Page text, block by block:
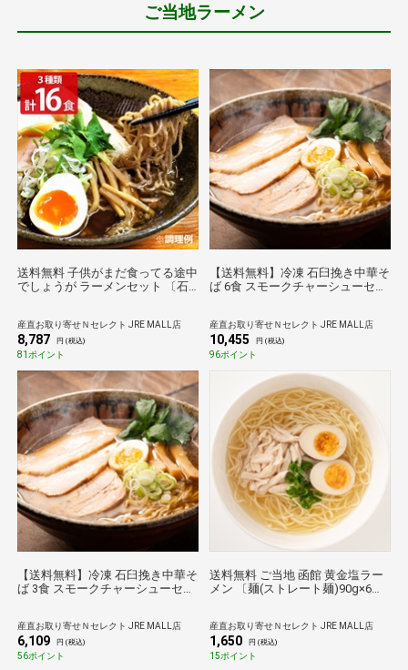
ご当地ラーメン
送料無料 子供がまだ食ってる途中
でしょうが ラーメンセット 〔石
メン 富良野とみ川【沖縄県・離島
配送不可】
産直お取り寄せＮセレクト JRE MALL店
8,787 円 (税込)
81ポイント
【送料無料】冷凍 石臼挽き中華そ
ば 6食 スモークチャーシューセッ
ン 北海道 富良野とみ川 【沖縄・
離島 お届け不可】
産直お取り寄せＮセレクト JRE MALL店
10,455 円 (税込)
96ポイント
【送料無料】冷凍 石臼挽き中華そ
ば 3食 スモークチャーシューセッ
ラーメン 北海道富良野とみ川
【沖縄・離島 お届け不可】
産直お取り寄せＮセレクト JRE MALL店
6,109 円 (税込)
56ポイント
送料無料 ご当地 函館 黄金塩ラー
メン 〔麺(ストレート麺)90g×6、
産直お取り寄せＮセレクト JRE MALL店
1,650 円 (税込)
15ポイント